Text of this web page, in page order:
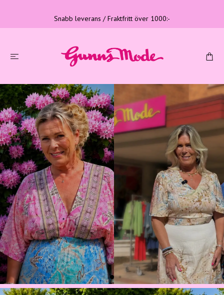
Snabb leverans / Fraktfritt över 1000:-
Tre generationer
Familjeföretag med lång erfarenhet
LÄS MER